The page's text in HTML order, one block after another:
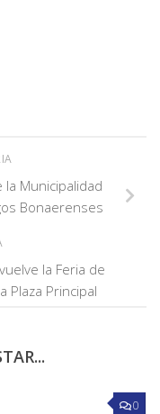
la Municipalidad
Bonaerenses
la Feria de
Plaza Principal
0